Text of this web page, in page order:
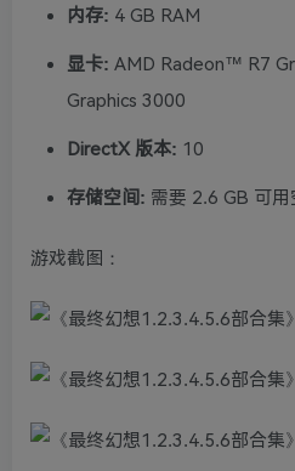
内存: 4 GB RAM
显卡: AMD Radeon™ R7
Graphics 3000
DirectX 版本: 10
存储空间: 需要 2.6 GB 可用
游戏截图：